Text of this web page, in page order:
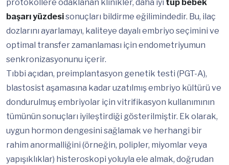
protokollere odaklanan klinikler, daha iyi tüp bebek
başarı yüzdesisonuçları bildirme eğilimindedir. Bu, ilaç
dozlarını ayarlamayı, kaliteye dayalı embriyo seçimini ve
optimal transfer zamanlaması için endometriyumun
senkronizasyonunu içerir.
Tıbbi açıdan, preimplantasyon genetik testi (PGT-A),
blastosist aşamasına kadar uzatılmış embriyo kültürü ve
dondurulmuş embriyolar için vitrifikasyon kullanımının
tümünün sonuçları iyileştirdiği gösterilmiştir. Ek olarak,
uygun hormon dengesini sağlamak ve herhangi bir
rahim anormalliğini (örneğin, polipler, miyomlar veya
yapışıklıklar) histeroskopi yoluyla ele almak, doğrudan